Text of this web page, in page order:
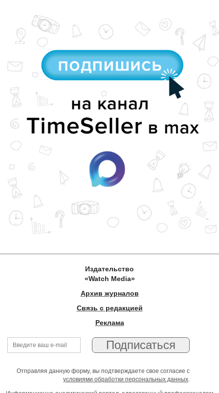
Издательство
«Watch Media»
Архив журналов
Связь с редакцией
Реклама
Отправляя данную форму, вы подтверждаете свое согласие с
условиями обработки персональных данных.